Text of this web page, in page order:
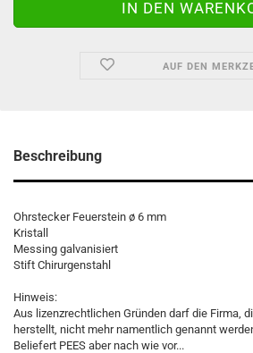
AUF DEN
Beschreibung
Ohrstecker Feuerstein ø 6 mm
Kristall
Messing galvanisiert
Stift Chirurgenstahl
Hinweis:
Aus lizenzrechtlichen Gründen darf die Firma,
herstellt, nicht mehr namentlich genannt
Beliefert PEES aber nach wie vor...